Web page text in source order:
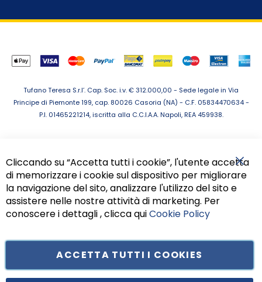
Tufano Teresa S.r.l’. Cap. Soc. i.v. € 312.000,00 - Sede legale in Via
Principe di Piemonte 199, cap. 80026 Casoria (NA) - C.F. 05834470634 -
P.I. 01465221214, iscritta alla C.C.I.A.A. Napoli, REA 459938.
Cliccando su “Accetta tutti i cookie”, l'utente accetta
di memorizzare i cookie sul dispositivo per migliorare
la navigazione del sito, analizzare l'utilizzo del sito e
assistere nelle nostre attività di marketing. Per
conoscere i dettagli , clicca quiCookie Policy
ACCETTA TUTTI I COOKIES